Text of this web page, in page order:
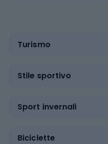
Turismo
Stile sportivo
Sport invernali
Biciclette